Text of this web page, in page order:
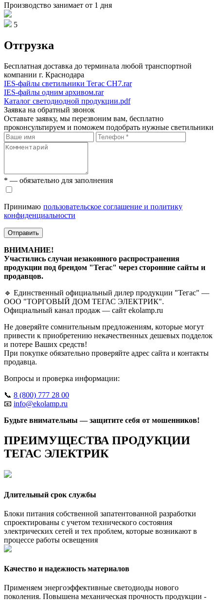
Производство занимает от 1 дня
5
Отгрузка
Бесплатная доставка до терминала любой транспортной
компании г. Краснодара
IES-файлы светильники Тегас СН7.rar
IES-файлы одним архивом.rar
Каталог светодиодной продукции.pdf
Заявка на обратный звонок
Оставьте заявку, мы перезвоним вам, бесплатно
проконсультируем и поможем подобрать нужные светильники
* — обязательно для заполнения
Принимаю пользовательское соглашение и политику
конфиденциальности
Отправить
ВНИМАНИЕ!
Участились случаи незаконного распространения
продукции под брендом "Тегас" через сторонние сайты и
продавцов.
🔹 Единственный официальный дилер продукции "Тегас" —
ООО "ТОРГОВЫЙ ДОМ ТЕГАС ЭЛЕКТРИК".
Официальный канал продаж — сайт ekolamp.ru
Не доверяйте сомнительным предложениям, которые могут
привести к приобретению некачественных дешевых подделок
и потере Ваших средств!
При покупке обязательно проверяйте адрес сайта и контакты
продавца.
Вопросы и проверка информации:
📞 8 (800) 777 28 00
📧 info@ekolamp.ru
Будьте внимательны — защитите себя от мошенников!
ПРЕИМУЩЕСТВА ПРОДУКЦИИ
ТЕГАС ЭЛЕКТРИК
Длительный срок службы
Блоки питания собственной запатентованной разработки
спроектированы с учетом технического состояния
электрических сетей и тех проблем, которые возникают в
процессе работы освещения
Качество и надежность материалов
Применяем энергоэффективные светодиоды нового
поколения. Повышена механическая прочность продукции -